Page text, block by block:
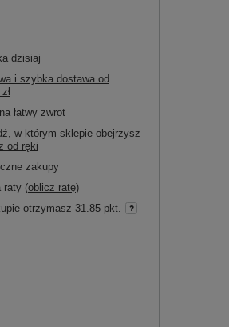
dzisiaj
i szybka dostawa od
łatwy zwrot
w którym sklepie obejrzysz
od ręki
zakupy
raty (oblicz ratę)
otrzymasz 31.85 pkt.